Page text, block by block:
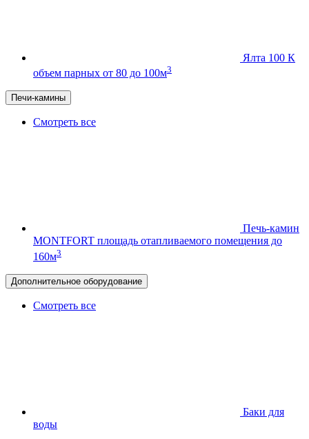
Ялта 100 К
объем парных от 80 до 100м3
Печи-камины
Смотреть все
Печь-камин
MONTFORT площадь отапливаемого помещения до
160м3
Дополнительное оборудование
Смотреть все
Баки для
воды